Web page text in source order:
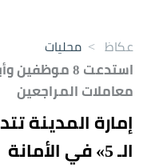
عكاظ > محليات
استدعت 8
معاملات المراجعين
إمارة المدينة
الـ 5» في الأمانة